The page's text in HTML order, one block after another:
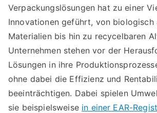
Verpackungslösungen hat zu einer
Innovationen geführt, von biologisch
Materialien bis hin zu recycelbaren
Unternehmen stehen vor der
Lösungen in ihre
ohne dabei die Effizienz und
beeinträchtigen. Dabei spielen
sie beispielsweise in einer EAR-